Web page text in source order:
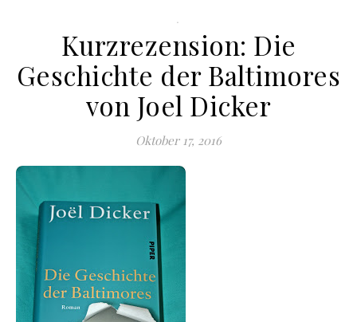
.
Kurzrezension: Die
Geschichte der Baltimores
von Joel Dicker
Oktober 17, 2016